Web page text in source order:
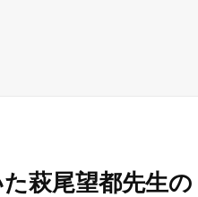
萩尾望都先生の